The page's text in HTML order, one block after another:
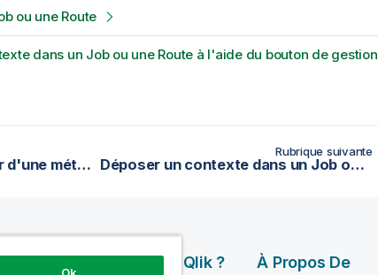
ou une Route
dans un Job ou une Route à l'aide du bouton de gestion
Créer un contexte à partir d'une métadonnée
Rubrique suivante
Déposer un contexte dans un Job ou une Route
Pourquoi Qlik ?
À Propos De